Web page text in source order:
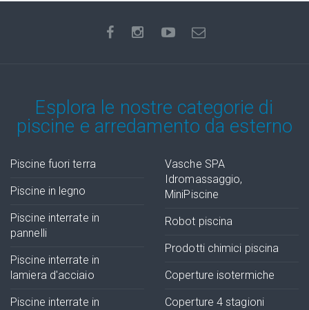
Esplora le nostre categorie di
piscine e arredamento da esterno
Piscine fuori terra
Piscine in legno
Piscine interrate in
pannelli
Piscine interrate in
lamiera d'acciaio
Piscine interrate in
Vasche SPA
Idromassaggio,
MiniPiscine
Robot piscina
Prodotti chimici piscina
Coperture isotermiche
Coperture 4 stagioni